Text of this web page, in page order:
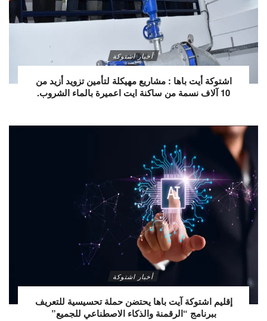
أخبار اشتوكة
اشتوكة أيت باها : مشاريع مهيكلة لتأمين تزويد أزيد من
10 آلاف نسمة من ساكنة ايت اعميرة بالماء الشروب.
أخبار اشتوكة
إقليم اشتوكة آيت باها يحتضن حملة تحسيسية للتعريف
ببرنامج “الرقمنة والذكاء الاصطناعي للجميع”